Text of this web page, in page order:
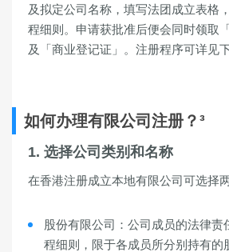
及拟定公司名称，填写法团成立表格
程细则。申请获批准后便会同时领取
及「商业登记证」。注册程序可详见下
如何办理有限公司注册？³
1. 选择公司类别和名称
在香港注册成立本地有限公司可选择
股份有限公司 ：公司成员的法律
程细则，限于各成员所分别持有的